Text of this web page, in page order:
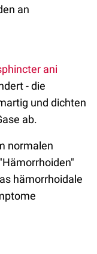
an
ani
- die
und dichten
ab.
normalen
hämorrhoidale